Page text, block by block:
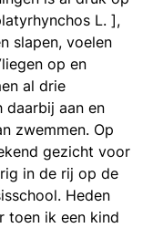
L. ],
slapen, voelen
op en
al drie
daarbij aan en
zwemmen. Op
gezicht voor
in de rij op de
Heden
toen ik een kind